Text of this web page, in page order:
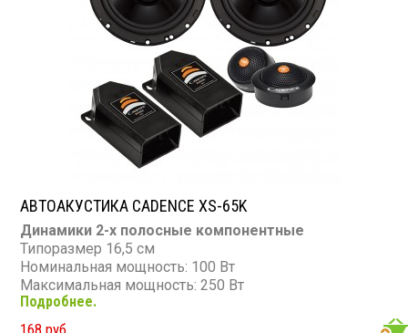
АВТОАКУСТИКА CADENCE XS-65K
Динамики 2-х полосные компонентные
Типоразмер 16,5 см
Номинальная мощность: 100 Вт
Максимальная мощность: 250 Вт
Диапазон частот: 60 - 21 000 Гц
Чувствительность: 91 дБ
Подробнее.